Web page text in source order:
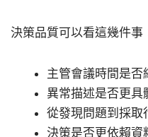
決策品質可以看這幾件事
主管會議時間是否
異常描述是否更具
從發現問題到採取
決策是否更依賴資